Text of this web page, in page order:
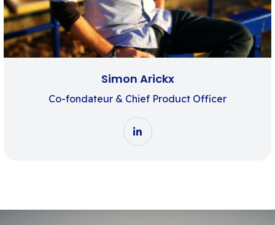
Simon Arickx
Co-fondateur & Chief Product Officer